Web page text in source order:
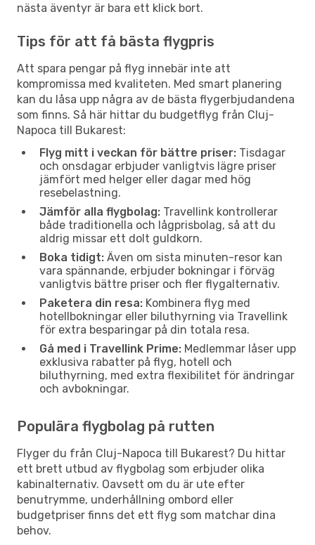
nästa äventyr är bara ett klick bort.
Tips för att få bästa flygpris
Att spara pengar på flyg innebär inte att
kompromissa med kvaliteten. Med smart planering
kan du låsa upp några av de bästa flygerbjudandena
som finns. Så här hittar du budgetflyg från Cluj-
Napoca till Bukarest:
Flyg mitt i veckan för bättre priser: Tisdagar
och onsdagar erbjuder vanligtvis lägre priser
jämfört med helger eller dagar med hög
resebelastning.
Jämför alla flygbolag: Travellink kontrollerar
både traditionella och lågprisbolag, så att du
aldrig missar ett dolt guldkorn.
Boka tidigt: Även om sista minuten-resor kan
vara spännande, erbjuder bokningar i förväg
vanligtvis bättre priser och fler flygalternativ.
Paketera din resa: Kombinera flyg med
hotellbokningar eller biluthyrning via Travellink
för extra besparingar på din totala resa.
Gå med i Travellink Prime: Medlemmar låser upp
exklusiva rabatter på flyg, hotell och
biluthyrning, med extra flexibilitet för ändringar
och avbokningar.
Populära flygbolag på rutten
Flyger du från Cluj-Napoca till Bukarest? Du hittar
ett brett utbud av flygbolag som erbjuder olika
kabinalternativ. Oavsett om du är ute efter
benutrymme, underhållning ombord eller
budgetpriser finns det ett flyg som matchar dina
behov.